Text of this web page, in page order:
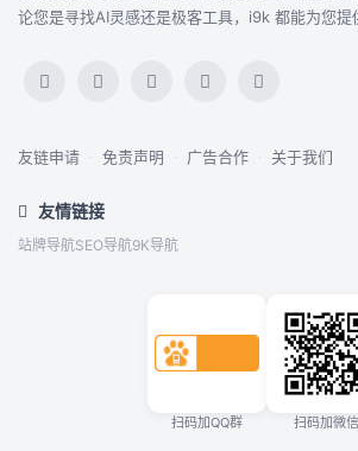
论您是寻找AI灵感还是极客工具，i9k 都能为您提
友链申请 · 免责声明 · 广告合作 · 关于我们
友情链接
站牌导航SEO导航9K导航
扫码加QQ群 扫码加微信